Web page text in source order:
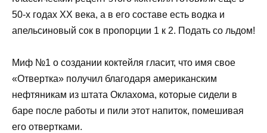
50-х годах XX века, а в его составе есть водка и
апельсиновый сок в пропорции 1 к 2. Подать со льдом!
Миф №1 о создании коктейля гласит, что имя свое
«Отвертка» получил благодаря американским
нефтяникам из штата Оклахома, которые сидели в
баре после работы и пили этот напиток, помешивая
его отвертками.